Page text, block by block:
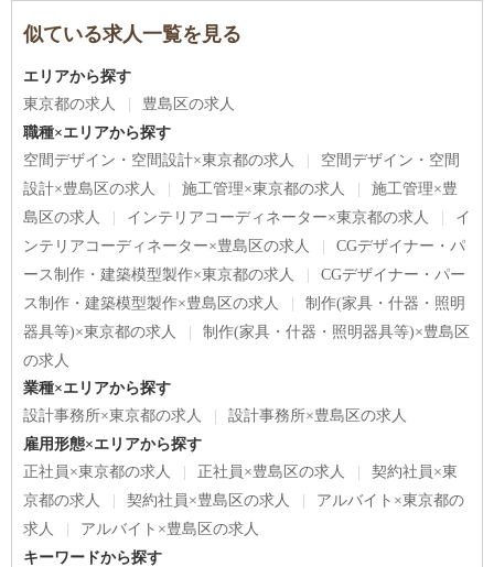
似ている求人一覧を見る
エリアから探す
東京都の求人
豊島区の求人
職種×エリアから探す
空間デザイン・空間設計×東京都の求人
空間デザイン・空間
設計×豊島区の求人
施工管理×東京都の求人
施工管理×豊
島区の求人
インテリアコーディネーター×東京都の求人
イ
ンテリアコーディネーター×豊島区の求人
CGデザイナー・パ
ース制作・建築模型製作×東京都の求人
CGデザイナー・パー
ス制作・建築模型製作×豊島区の求人
制作(家具・什器・照明
器具等)×東京都の求人
制作(家具・什器・照明器具等)×豊島区
の求人
業種×エリアから探す
設計事務所×東京都の求人
設計事務所×豊島区の求人
雇用形態×エリアから探す
正社員×東京都の求人
正社員×豊島区の求人
契約社員×東
京都の求人
契約社員×豊島区の求人
アルバイト×東京都の
求人
アルバイト×豊島区の求人
キーワードから探す